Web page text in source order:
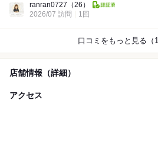
ranran0727 （26）
2026/07 訪問
1回
口コミをもっと見る（
店舗情報（詳細）
アクセス